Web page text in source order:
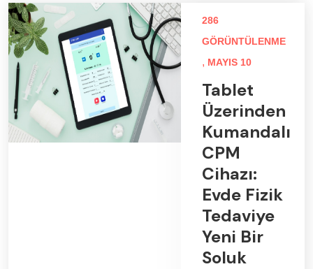
286
GÖRÜNTÜLENME
, MAYIS 10
Tablet
Üzerinden
Kumandalı
CPM
Cihazı:
Evde Fizik
Tedaviye
Yeni Bir
Soluk